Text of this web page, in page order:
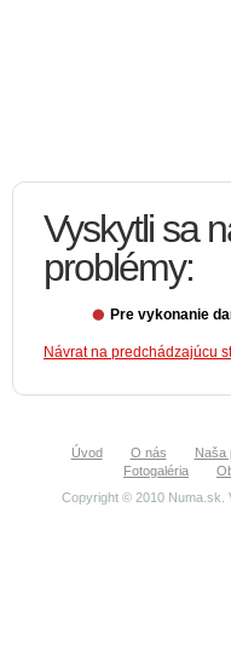
Vyskytli sa
problémy:
Pre vykonanie
Návrat na predchádzajúcu
Úvod O nás Naša
Fotogaléria
Copyright © 2010 Numa.sk.